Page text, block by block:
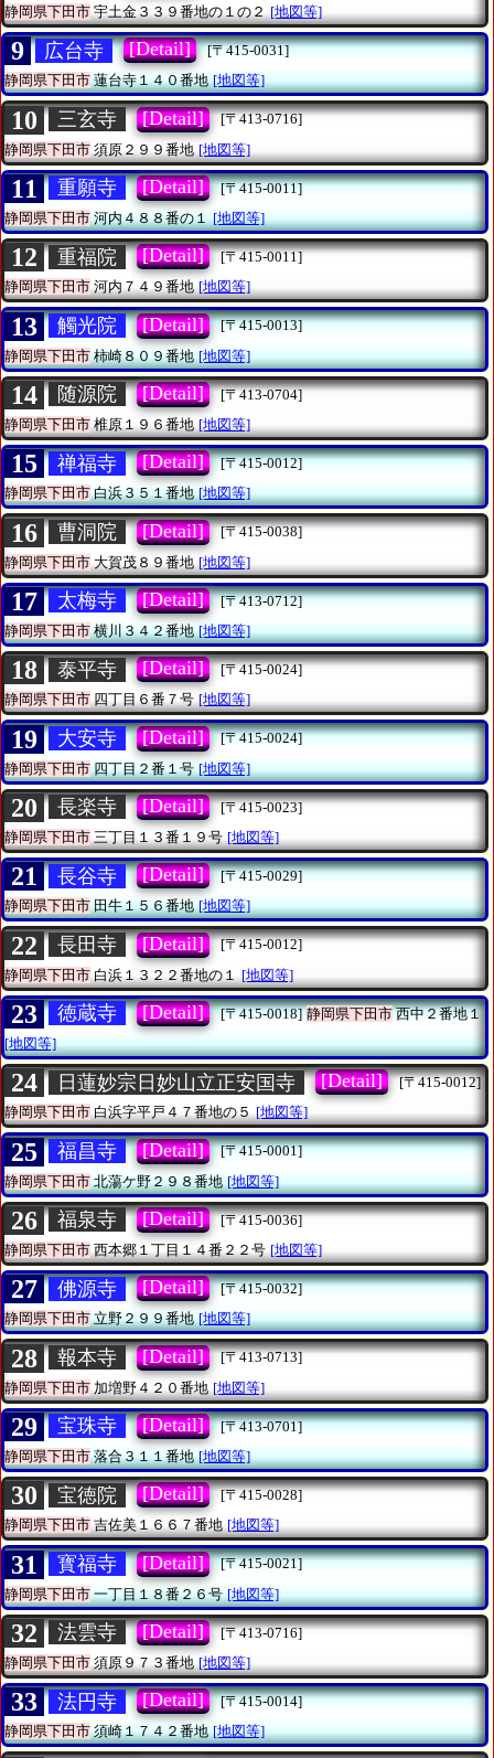
静岡県下田市宇土金３３９番地の１の２ [地図等]
9 広台寺 [Detail]
[〒415-0031]
静岡県下田市蓮台寺１４０番地 [地図等]
10 三玄寺 [Detail]
[〒413-0716]
静岡県下田市 須原２９９番地 [地図等]
11 重願寺 [Detail]
[〒415-0011]
静岡県下田市河内４８８番の１ [地図等]
12 重福院 [Detail]
[〒415-0011]
静岡県下田市河内７４９番地 [地図等]
13 觸光院 [Detail]
[〒415-0013]
静岡県下田市柿崎８０９番地 [地図等]
14 随源院 [Detail]
[〒413-0704]
静岡県下田市 椎原１９６番地 [地図等]
15 禅福寺 [Detail]
[〒415-0012]
静岡県下田市白浜３５１番地 [地図等]
16 曹洞院 [Detail]
[〒415-0038]
静岡県下田市 大賀茂８９番地 [地図等]
17 太梅寺 [Detail]
[〒413-0712]
静岡県下田市横川３４２番地 [地図等]
18 泰平寺 [Detail]
[〒415-0024]
静岡県下田市四丁目６番７号 [地図等]
19 大安寺 [Detail]
[〒415-0024]
静岡県下田市四丁目２番１号 [地図等]
20 長楽寺 [Detail]
[〒415-0023]
静岡県下田市 三丁目１３番１９号 [地図等]
21 長谷寺 [Detail]
[〒415-0029]
静岡県下田市田牛１５６番地 [地図等]
22 長田寺 [Detail]
[〒415-0012]
静岡県下田市 白浜１３２２番地の１ [地図等]
23 徳蔵寺 [Detail] [〒415-0018] 静岡県下田市西中２番地１
[地図等]
24 日蓮妙宗日妙山立正安国寺 [Detail]
[〒415-0012]
静岡県下田市白浜字平戸４７番地の５ [地図等]
25 福昌寺 [Detail]
[〒415-0001]
静岡県下田市北蕩ケ野２９８番地 [地図等]
26 福泉寺 [Detail]
[〒415-0036]
静岡県下田市 西本郷１丁目１４番２２号 [地図等]
27 佛源寺 [Detail]
[〒415-0032]
静岡県下田市立野２９９番地 [地図等]
28 報本寺 [Detail]
[〒413-0713]
静岡県下田市 加増野４２０番地 [地図等]
29 宝珠寺 [Detail]
[〒413-0701]
静岡県下田市落合３１１番地 [地図等]
30 宝徳院 [Detail]
[〒415-0028]
静岡県下田市吉佐美１６６７番地 [地図等]
31 寳福寺 [Detail]
[〒415-0021]
静岡県下田市一丁目１８番２６号 [地図等]
32 法雲寺 [Detail]
[〒413-0716]
静岡県下田市 須原９７３番地 [地図等]
33 法円寺 [Detail]
[〒415-0014]
静岡県下田市須崎１７４２番地 [地図等]